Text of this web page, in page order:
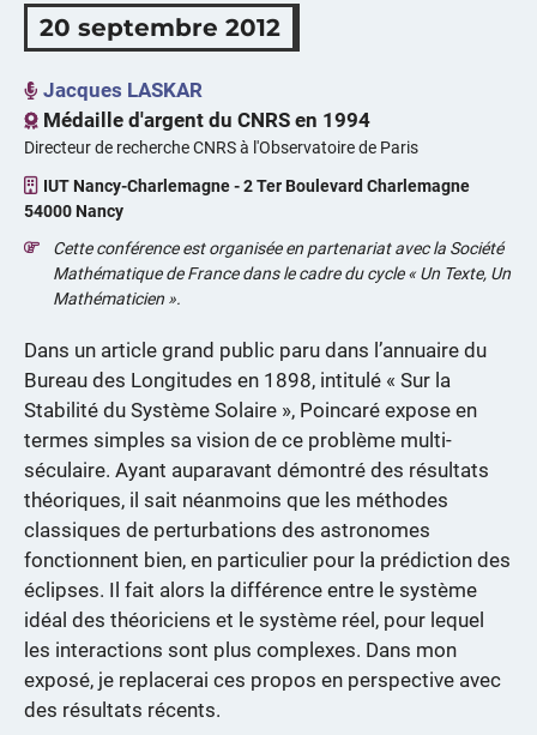
20 septembre 2012
Jacques LASKAR
Médaille d'argent du CNRS en 1994
Directeur de recherche CNRS à l'Observatoire de Paris
IUT Nancy-Charlemagne - 2 Ter Boulevard Charlemagne
54000 Nancy
Cette conférence est organisée en partenariat avec la Société
Mathématique de France dans le cadre du cycle « Un Texte, Un
Mathématicien ».
Dans un article grand public paru dans l’annuaire du
Bureau des Longitudes en 1898, intitulé « Sur la
Stabilité du Système Solaire », Poincaré expose en
termes simples sa vision de ce problème multi-
séculaire. Ayant auparavant démontré des résultats
théoriques, il sait néanmoins que les méthodes
classiques de perturbations des astronomes
fonctionnent bien, en particulier pour la prédiction des
éclipses. Il fait alors la différence entre le système
idéal des théoriciens et le système réel, pour lequel
les interactions sont plus complexes. Dans mon
exposé, je replacerai ces propos en perspective avec
des résultats récents.